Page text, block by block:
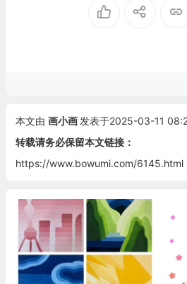
本文由 画小画 发表于2025-03-11
转载请务必保留本文链接：
https://www.bowumi.com/6145.html